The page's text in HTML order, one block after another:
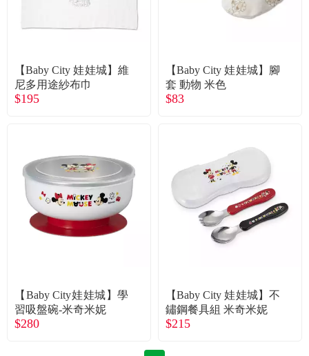
【Baby City 娃娃城】維
尼多用途紗布巾
$195
【Baby City 娃娃城】腳
套 動物 米色
$83
【Baby City娃娃城】學
習吸盤碗-米奇米妮
$280
【Baby City 娃娃城】不
鏽鋼餐具組 米奇米妮
$215